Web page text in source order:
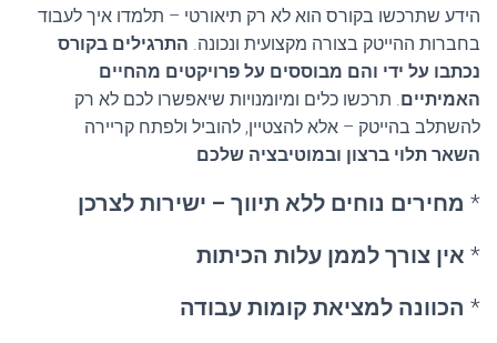
הידע שתרכשו בקורס הוא לא רק תיאורטי – תלמדו איך לעבוד
בחברות ההייטק בצורה מקצועית ונכונה. התרגילים בקורס
נכתבו על ידי והם מבוססים על פרויקטים מהחיים
האמיתיים. תרכשו כלים ומיומנויות שיאפשרו לכם לא רק
להשתלב בהייטק – אלא להצטיין, להוביל ולפתח קריירה
השאר תלוי ברצון ובמוטיבציה שלכם
מחירים נוחים ללא תיווך – ישירות לצרכן *
אין צורך לממן עלות הכיתות *
הכוונה למציאת קומות עבודה *